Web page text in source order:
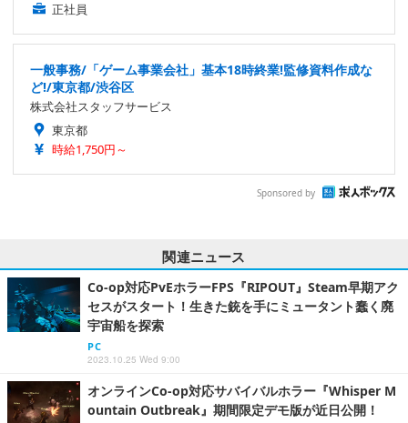
正社員
一般事務/「ゲーム事業会社」基本18時終業!監修資料作成な
ど!/東京都/渋谷区
株式会社スタッフサービス
東京都
時給1,750円～
Sponsored by
関連ニュース
Co-op対応PvEホラーFPS『RIPOUT』Steam早期アク
セスがスタート！生きた銃を手にミュータント蠢く廃
宇宙船を探索
PC
2023.10.25 Wed 9:00
オンラインCo-op対応サバイバルホラー『Whisper M
ountain Outbreak』期間限定デモ版が近日公開！